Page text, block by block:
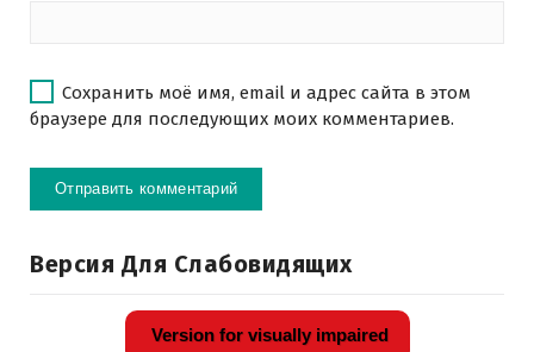
Сохранить моё имя, email и адрес сайта в этом
браузере для последующих моих комментариев.
Версия Для Слабовидящих
Version for visually impaired